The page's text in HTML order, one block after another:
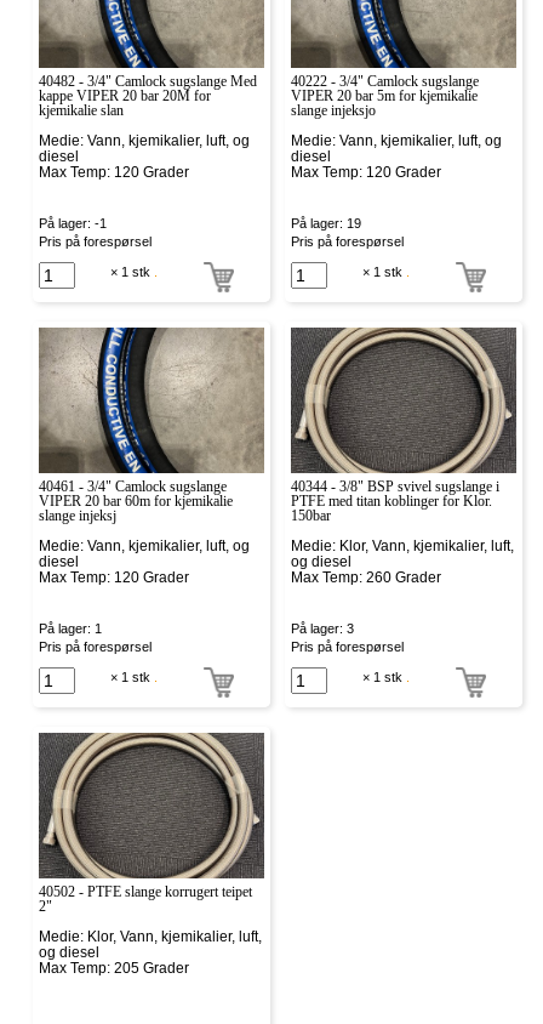
40482 - 3/4" Camlock sugslange Med
kappe VIPER 20 bar 20M for
kjemikalie slan
Medie: Vann, kjemikalier, luft, og
diesel
Max Temp: 120 Grader
På lager: -1
Pris på forespørsel
× 1 stk
40222 - 3/4" Camlock sugslange
VIPER 20 bar 5m for kjemikalie
slange injeksjo
Medie: Vann, kjemikalier, luft, og
diesel
Max Temp: 120 Grader
På lager: 19
Pris på forespørsel
× 1 stk
40461 - 3/4" Camlock sugslange
VIPER 20 bar 60m for kjemikalie
slange injeksj
Medie: Vann, kjemikalier, luft, og
diesel
Max Temp: 120 Grader
På lager: 1
Pris på forespørsel
× 1 stk
40344 - 3/8" BSP svivel sugslange i
PTFE med titan koblinger for Klor.
150bar
Medie: Klor, Vann, kjemikalier, luft,
og diesel
Max Temp: 260 Grader
På lager: 3
Pris på forespørsel
× 1 stk
40502 - PTFE slange korrugert teipet
2"
Medie: Klor, Vann, kjemikalier, luft,
og diesel
Max Temp: 205 Grader